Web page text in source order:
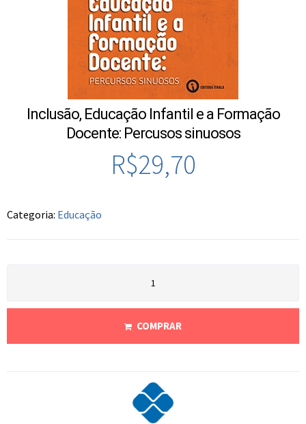
Inclusão, Educação Infantil e a Formação
Docente: Percusos sinuosos
R$29,70
Categoria: Educação
COMPRAR